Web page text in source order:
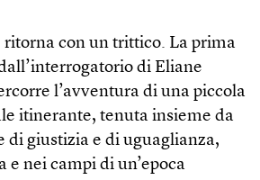
con un trittico. La prima
di Eliane
l’avventura di una piccola
itinerante, tenuta insieme da
di giustizia e di uguaglianza,
e nei campi di un’epoca